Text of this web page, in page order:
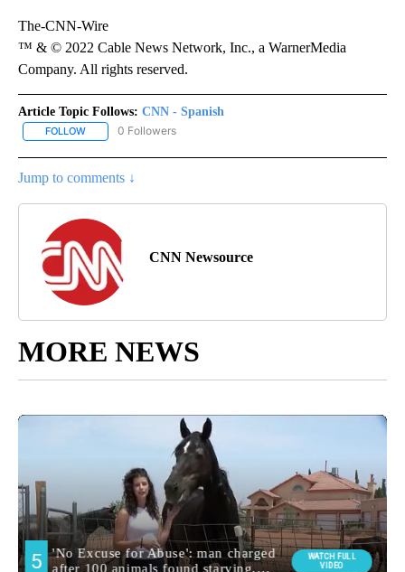
The-CNN-Wire
™ & © 2022 Cable News Network, Inc., a WarnerMedia
Company. All rights reserved.
Article Topic Follows: CNN - Spanish
FOLLOW FOLLOW "CNN - SPANISH" TO RECEIVE NOTIFICATIONS ABOUT
0 Followers
Jump to comments ↓
CNN Newsource
MORE NEWS